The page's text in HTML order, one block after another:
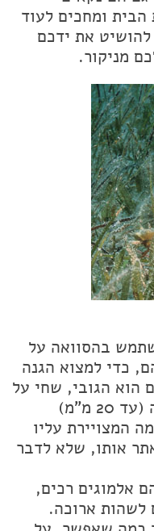
ומחכים לעוד
להושיט את ידכם
מניקור.
בהסוואה על
כדי למצוא הגנה
הוא הגובי, שחי על
אלמוגי הגורגוניה. דג זעיר זה (עד 20 מ"מ)
המצויירת עליו
אותו, שלא לדבר
אלמוגים רכים,
לשהות ארוכה.